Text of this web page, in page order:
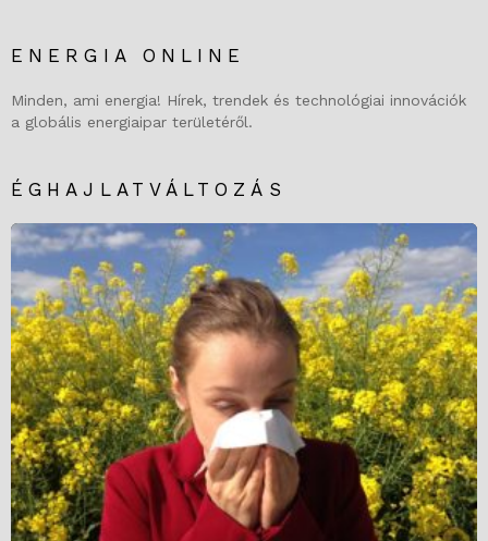
ENERGIA ONLINE
Minden, ami energia! Hírek, trendek és technológiai innovációk
a globális energiaipar területéről.
ÉGHAJLATVÁLTOZÁS